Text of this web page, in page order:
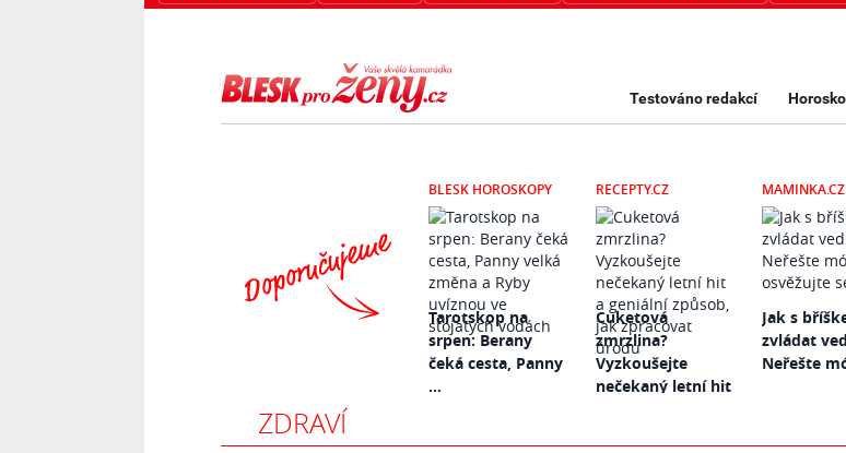
LOGO BLESK PRO ŽENY
Testováno redakcí
BLESK HOROSKOPY
Tarotskop na
srpen: Berany
čeká cesta, Panny
...
RECEPTY.CZ
Cuketová
zmrzlina?
Vyzkoušejte
nečekaný letní hit
MAMINKA.CZ
Jak s
zvládat
Neřešte
ZDRAVÍ